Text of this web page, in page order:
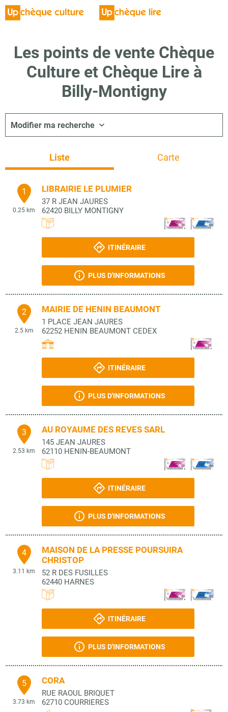
Les points de vente Chèque
Culture et Chèque Lire à
Billy-Montigny
Modifier ma recherche
Liste Carte
1
0.25 km
LIBRAIRIE LE PLUMIER
37 R JEAN JAURES
62420 BILLY MONTIGNY
ITINÉRAIRE
PLUS D'INFORMATIONS
2
2.5 km
MAIRIE DE HENIN BEAUMONT
1 PLACE JEAN JAURES
62252 HENIN BEAUMONT CEDEX
ITINÉRAIRE
PLUS D'INFORMATIONS
3
2.53 km
AU ROYAUME DES REVES SARL
145 JEAN JAURES
62110 HENIN-BEAUMONT
ITINÉRAIRE
PLUS D'INFORMATIONS
4
3.11 km
MAISON DE LA PRESSE POURSUIRA
CHRISTOP
52 R DES FUSILLES
62440 HARNES
ITINÉRAIRE
PLUS D'INFORMATIONS
5
3.73 km
CORA
RUE RAOUL BRIQUET
62710 COURRIERES